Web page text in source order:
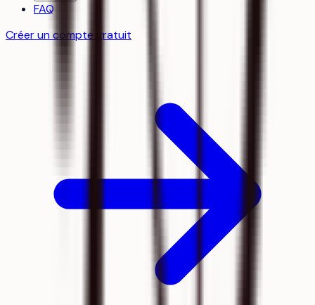
FAQ
Créer un compte gratuit